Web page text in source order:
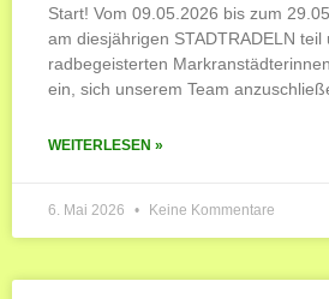
Start! Vom 09.05.2026 bis zum
am diesjährigen STADTRADELN teil
radbegeisterten
ein, sich unserem Team
WEITERLESEN »
6. Mai 2026 Keine Kommentare